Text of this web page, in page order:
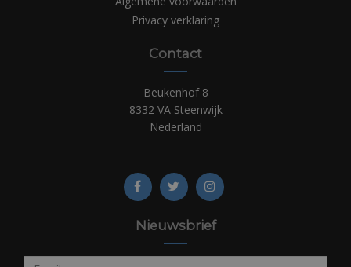
Privacy verklaring
Contact
Beukenhof 8
8332 VA Steenwijk
Nederland
Nieuwsbrief